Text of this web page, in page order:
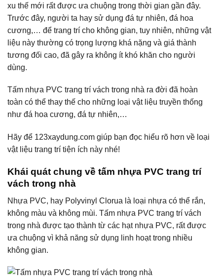
xu thế mới rất được ưa chuộng trong thời gian gần đây.
Trước đây, người ta hay sử dụng đá tự nhiên, đá hoa
cương,… để trang trí cho không gian, tuy nhiên, những vật
liệu này thường có trọng lượng khá nặng và giá thành
tương đối cao, đã gây ra không ít khó khăn cho người
dùng.
Tấm nhựa PVC trang trí vách trong nhà ra đời đã hoàn
toàn có thể thay thế cho những loại vật liệu truyền thống
như đá hoa cương, đá tự nhiên,…
Hãy để 123xaydung.com giúp bạn đọc hiểu rõ hơn về loại
vật liệu trang trí tiện ích này nhé!
Khái quát chung về tấm nhựa PVC trang trí
vách trong nhà
Nhựa PVC, hay Polyvinyl Clorua là loại nhựa có thể rắn,
không màu và không mùi. Tấm nhựa PVC trang trí vách
trong nhà được tạo thành từ các hạt nhựa PVC, rất được
ưa chuộng vì khả năng sử dụng linh hoạt trong nhiều
không gian.